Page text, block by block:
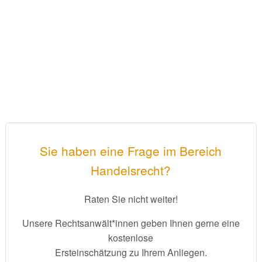
Sie haben eine Frage im Bereich
Handelsrecht?
Raten Sie nicht weiter!
Unsere Rechtsanwält*innen geben Ihnen gerne eine
kostenlose
Ersteinschätzung zu Ihrem Anliegen.